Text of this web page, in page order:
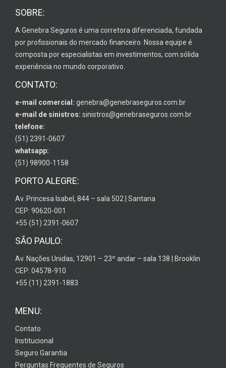
SOBRE:
A Genebra Seguros é uma corretora diferenciada, fundada
por profissionais do mercado financeiro. Nossa equipe é
composta por especialistas em investimentos, com sólida
experiência no mundo corporativo.
CONTATO:
e-mail comercial: genebra@genebraseguros.com.br
e-mail de sinistros: sinistros@genebraseguros.com.br
telefone:
(51) 2391-0607
whatsapp:
(51) 98900-1158
PORTO ALEGRE:
Av. Princesa Isabel, 844 – sala 502 | Santana
CEP: 90620-001
+55 (51) 2391-0607
SÃO PAULO:
Av. Nações Unidas, 12901 – 23º andar – sala 138 | Brooklin
CEP: 04578-910
+55 (11) 2391-1883
MENU:
Contato
Institucional
Seguro Garantia
Perguntas Frequentes de Seguros